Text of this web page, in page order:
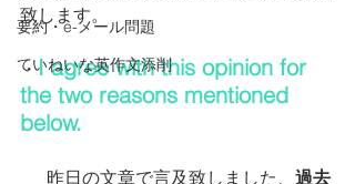
要約・e-メール問題
ていねいな英作文添削
致します。
・I agree with this opinion for
the two reasons mentioned
below.
      昨日の文章で言及致しました、
過去